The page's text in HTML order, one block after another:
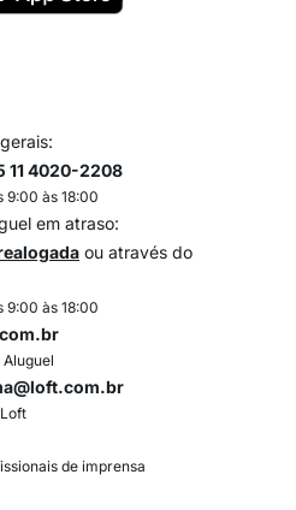
11 4020-2208
às 18:00
em atraso:
ou através do
às 18:00
de imprensa